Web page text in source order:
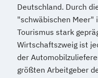
Deutschland. Durch
"schwäbischen Meer"
Tourismus stark
Wirtschaftszweig ist
der
größten Arbeitgeber